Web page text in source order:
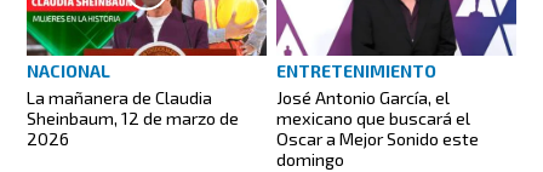
NACIONAL
La mañanera de Claudia
Sheinbaum, 12 de marzo de
2026
ENTRETENIMIENTO
José Antonio García, el
mexicano que buscará el
Oscar a Mejor Sonido este
domingo